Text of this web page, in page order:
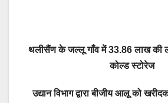
o
p
m
थलीसैंण के जल्लू गाँव में 33.86 लाख की
कोल्ड स्टोरेज
उद्यान विभाग द्वारा बीजीय आलू को